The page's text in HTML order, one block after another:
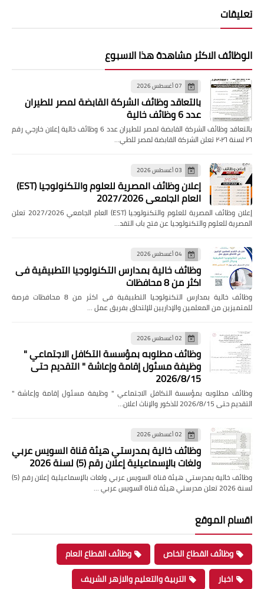
تعليقات
الوظائف الاكثر مشاهدة هذا الاسبوع
07 أغسطس 2026
بالتعاقد وظائف الشركة القابضة لمصر للطيران
عدد 6 وظائف خالية
بالتعاقد وظائف الشركة القابضة لمصر للطيران عدد 6 وظائف خالية إعلان خارجي رقم
٢٦ لسنة ٢٠٢٦ تعلن الشركة القابضة لمصر للطي…
03 أغسطس 2026
إعلان وظائف المصرية للعلوم والتكنولوجيا (EST)
العام الجامعي 2027/2026
إعلان وظائف المصرية للعلوم والتكنولوجيا (EST) العام الجامعي 2027/2026 تعلن
المصرية للعلوم والتكنولوجيا عن فتح باب التقد…
04 أغسطس 2026
وظائف خالية بمدارس التكنولوجيا التطبيقية فى
اكثر من 8 محافظات
وظائف خالية بمدارس التكنولوجيا التطبيقية فى اكثر من 8 محافظات فرصة
للمتميزين من المعلمين والإداريين للإلتحاق بفريق عمل …
02 أغسطس 2026
وظائف مطلوبه بمؤسسة التكافل الاجتماعي "
وظيفة مسئول إقامة وإعاشة " التقديم حتى
2026/8/15
وظائف مطلوبه بمؤسسة التكافل الاجتماعي " وظيفة مسئول إقامة وإعاشة "
التقديم حتى 2026/8/15 للذكور والإناث اعلان…
02 أغسطس 2026
وظائف خالية بمدرستي هيئة قناة السويس عربي
ولغات بالإسماعيلية إعلان رقم (5) لسنة 2026
وظائف خالية بمدرستي هيئة قناة السويس عربي ولغات بالإسماعيلية إعلان رقم (5)
لسنة 2026 تعلن مدرستي هيئة قناة السويس عربي …
اقسام الموقع
وظائف القطاع الخاص
وظائف القطاع العام
اخبار
التربية والتعليم والازهر الشريف